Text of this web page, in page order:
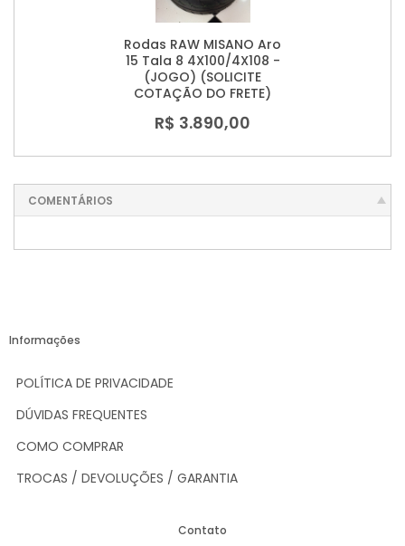
Rodas RAW MISANO Aro
15 Tala 8 4X100/4X108 -
(JOGO) (SOLICITE
COTAÇÃO DO FRETE)
R$ 3.890,00
COMENTÁRIOS
Informações
POLÍTICA DE PRIVACIDADE
DÚVIDAS FREQUENTES
COMO COMPRAR
TROCAS / DEVOLUÇÕES / GARANTIA
Contato